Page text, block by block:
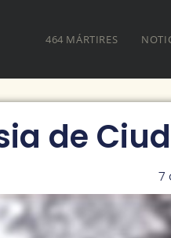
464 MÁRTIRES
de
7